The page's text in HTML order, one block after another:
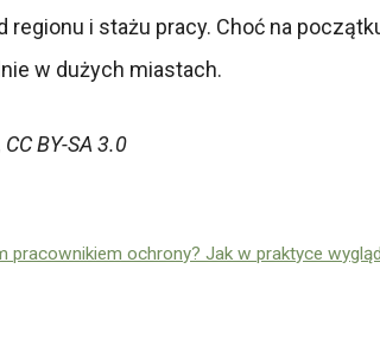
i stażu pracy. Choć na
w dużych miastach.
BY-SA 3.0
ochrony? Jak w praktyce